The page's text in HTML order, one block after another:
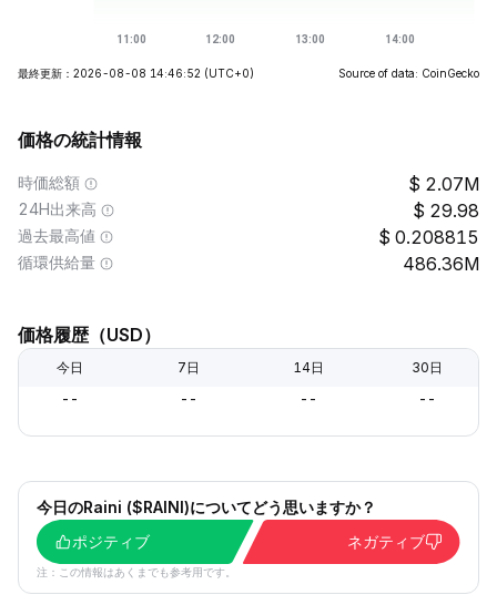
最終更新：2026-08-08 14:46:52 (UTC+0) Source of data: CoinGecko
価格の統計情報
時価総額 2.07M
24H出来高 29.98
過去最高値 0.208815
循環供給量 486.36M
価格履歴（USD）
今日 7日 14日 30日
-- -- -- --
今日のRaini ($RAINI)についてどう思いますか？
ポジティブ
ネガティブ
注：この情報はあくまでも参考用です。